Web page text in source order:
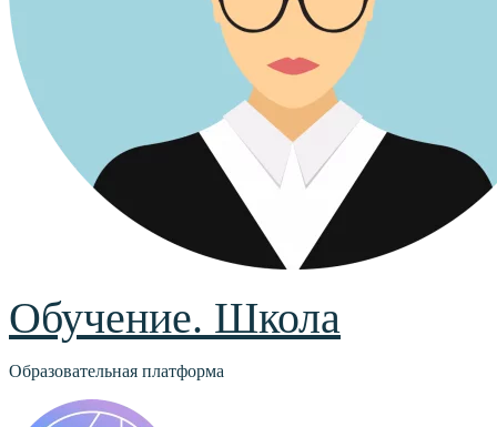
Обучение. Школа
Образовательная платформа